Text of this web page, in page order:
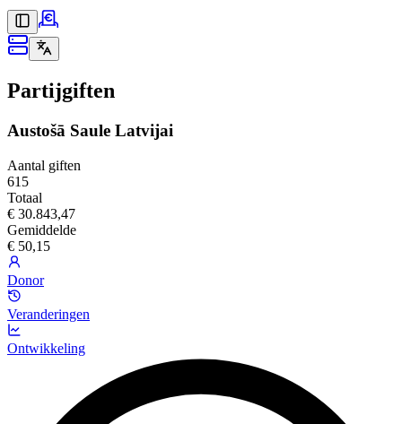
Partijgiften
Austošā Saule Latvijai
Aantal giften
615
Totaal
€ 30.843,47
Gemiddelde
€ 50,15
Donor
Veranderingen
Ontwikkeling